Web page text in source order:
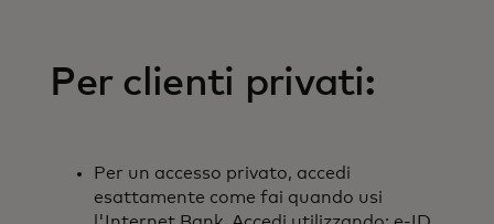
Per clienti privati:
Per un accesso privato, accedi
esattamente come fai quando usi